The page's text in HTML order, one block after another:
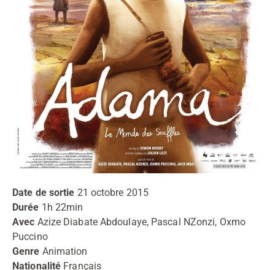
Date de sortie 21 octobre 2015
Durée 1h 22min
Avec Azize Diabate Abdoulaye, Pascal NZonzi, Oxmo
Puccino
Genre Animation
Nationalité Français